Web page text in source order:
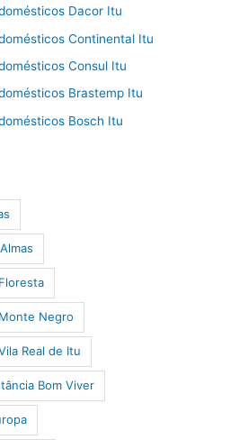
Dacor Itu
Continental Itu
Consul Itu
Brastemp Itu
Bosch Itu
Negro
Real de Itu
Bom Viver